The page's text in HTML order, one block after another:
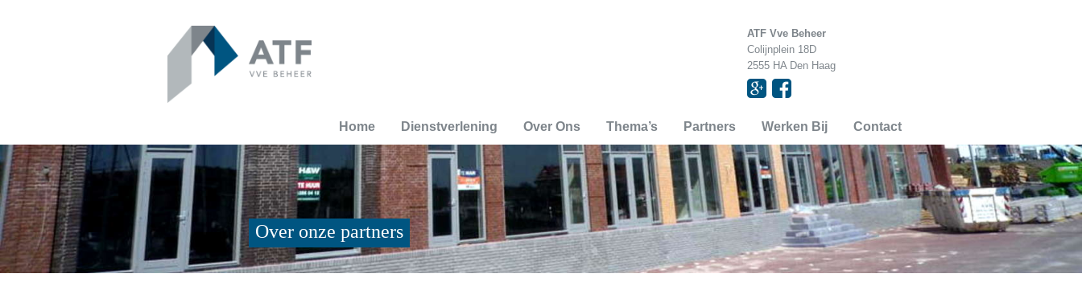
ATF Vve Beheer
Colijnplein 18D
2555 HA Den Haag
 
Home Dienstverlening Over Ons Thema’s Partners Werken Bij Contact
Over onze partners